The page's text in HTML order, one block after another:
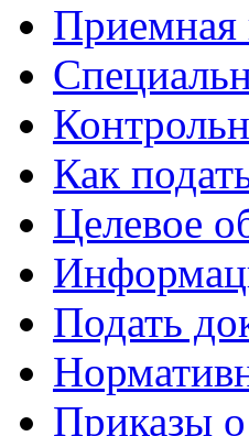
Приемная
Как
Целевое
Подать
Приказы